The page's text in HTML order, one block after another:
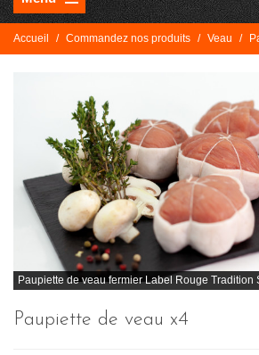
Accueil / Commandez nos produits / Veau /
Paupiette de veau fermier Label Rouge Tradition
Paupiette de veau x4